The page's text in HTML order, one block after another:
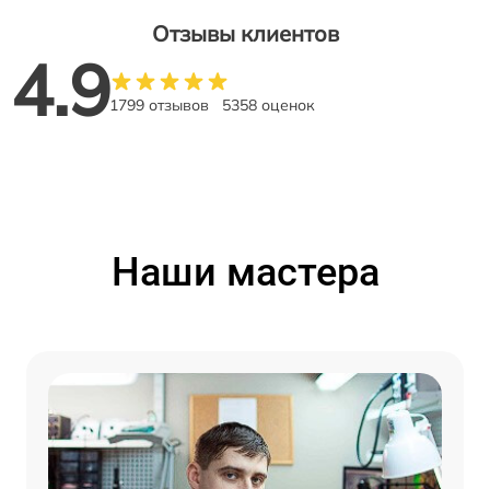
Отзывы клиентов
4.91799 отзывов 5358 оценок
Наши мастера